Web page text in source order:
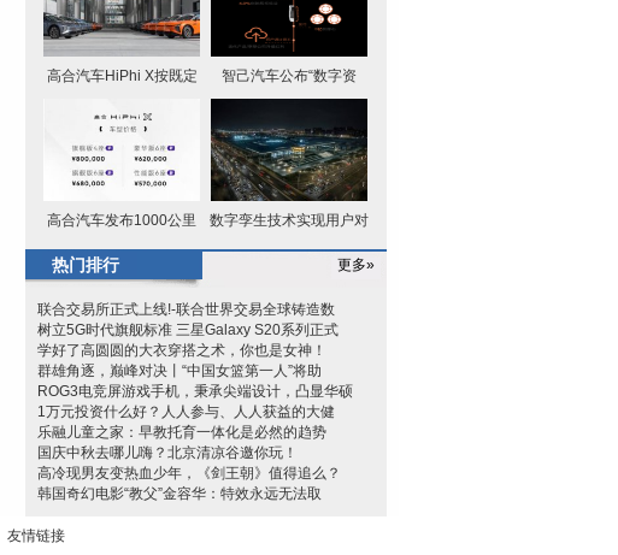
高合汽车HiPhi X按既定
智己汽车公布“数字资
产”两大
高合汽车发布1000公里
数字孪生技术实现用户对
热门排行 更多»
联合交易所正式上线!-联合世界交易全球铸造数
树立5G时代旗舰标准 三星Galaxy S20系列正式
学好了高圆圆的大衣穿搭之术，你也是女神！
群雄角逐，巅峰对决丨“中国女篮第一人”将助
ROG3电竞屏游戏手机，秉承尖端设计，凸显华硕
1万元投资什么好？人人参与、人人获益的大健
乐融儿童之家：早教托育一体化是必然的趋势
国庆中秋去哪儿嗨？北京清凉谷邀你玩！
高冷现男友变热血少年，《剑王朝》值得追么？
韩国奇幻电影“教父”金容华：特效永远无法取
友情链接